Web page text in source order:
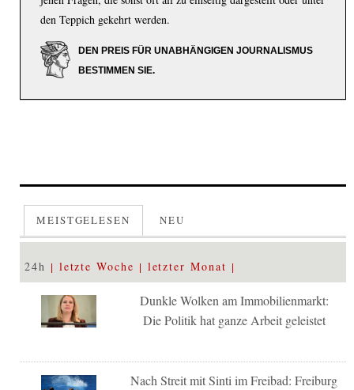
den Teppich gekehrt werden.
DEN PREIS FÜR UNABHÄNGIGEN JOURNALISMUS
BESTIMMEN SIE.
MEISTGELESEN NEU
24h letzte Woche letzter Monat
Dunkle Wolken am Immobilienmarkt:
Die Politik hat ganze Arbeit geleistet
Nach Streit mit Sinti im Freibad: Freiburg